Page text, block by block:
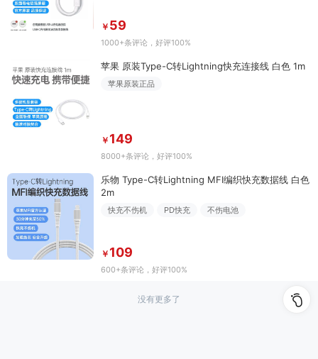
￥ 59
1000+条评论 ，好评100%
苹果 原装Type-C转Lightning快充连接线 白色 1m
苹果原装正品
￥ 149
8000+条评论 ，好评100%
乐物 Type-C转Lightning MFI编织快充数据线 白色
2m
快充不伤机 PD快充 不伤电池
￥ 109
600+条评论 ，好评100%
没有更多了